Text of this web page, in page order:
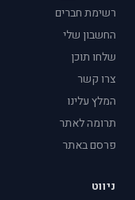
רשימת חברים
החשבון שלי
שלחו תוכן
צרו קשר
המלץ עלינו
תרומה לאתר
פרסם באתר
ניווט